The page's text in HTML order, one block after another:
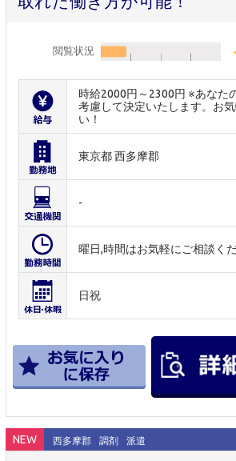
閲覧状況
時給2000円～2300円 ※あなた
考慮して決定いたします。お
い！
東京都 西多摩郡
-
曜日,時間はお気軽にご相談く
日祝
NEW 西多摩郡 調剤 派遣